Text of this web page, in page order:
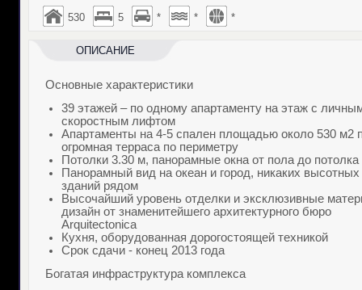
530 5 * * *
ОПИСАНИЕ
Основные характеристики
39 этажей – по одному апартаменту на этаж с
скоростным лифтом
Апартаменты на 4-5 спален площадью около 530 м2
огромная терраса по периметру
Потолки 3.30 м, панорамные окна от пола до потолка
Панорамный вид на океан и город, никаких высотных
зданий рядом
Высочайший уровень отделки и эксклюзивные
дизайн от знаменитейшего архитектурного бюро
Arquitectonica
Кухня, оборудованная дорогостоящей техникой
Срок сдачи - конец 2013 года
Богатая инфраструктура комплекса